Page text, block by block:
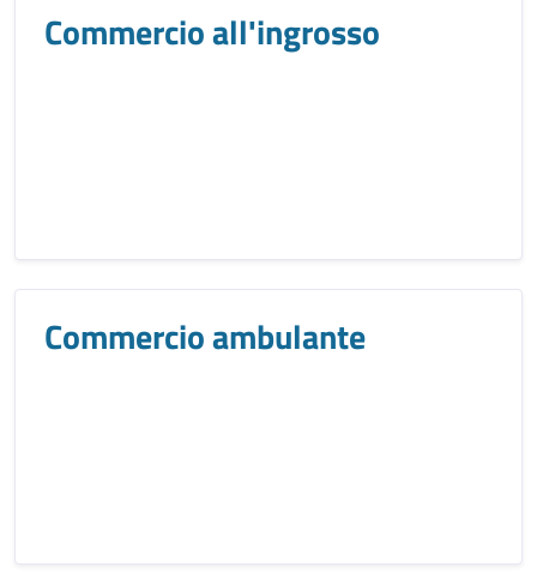
Commercio all'ingrosso
Commercio ambulante